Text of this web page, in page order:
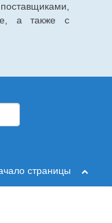
а также с
страницы